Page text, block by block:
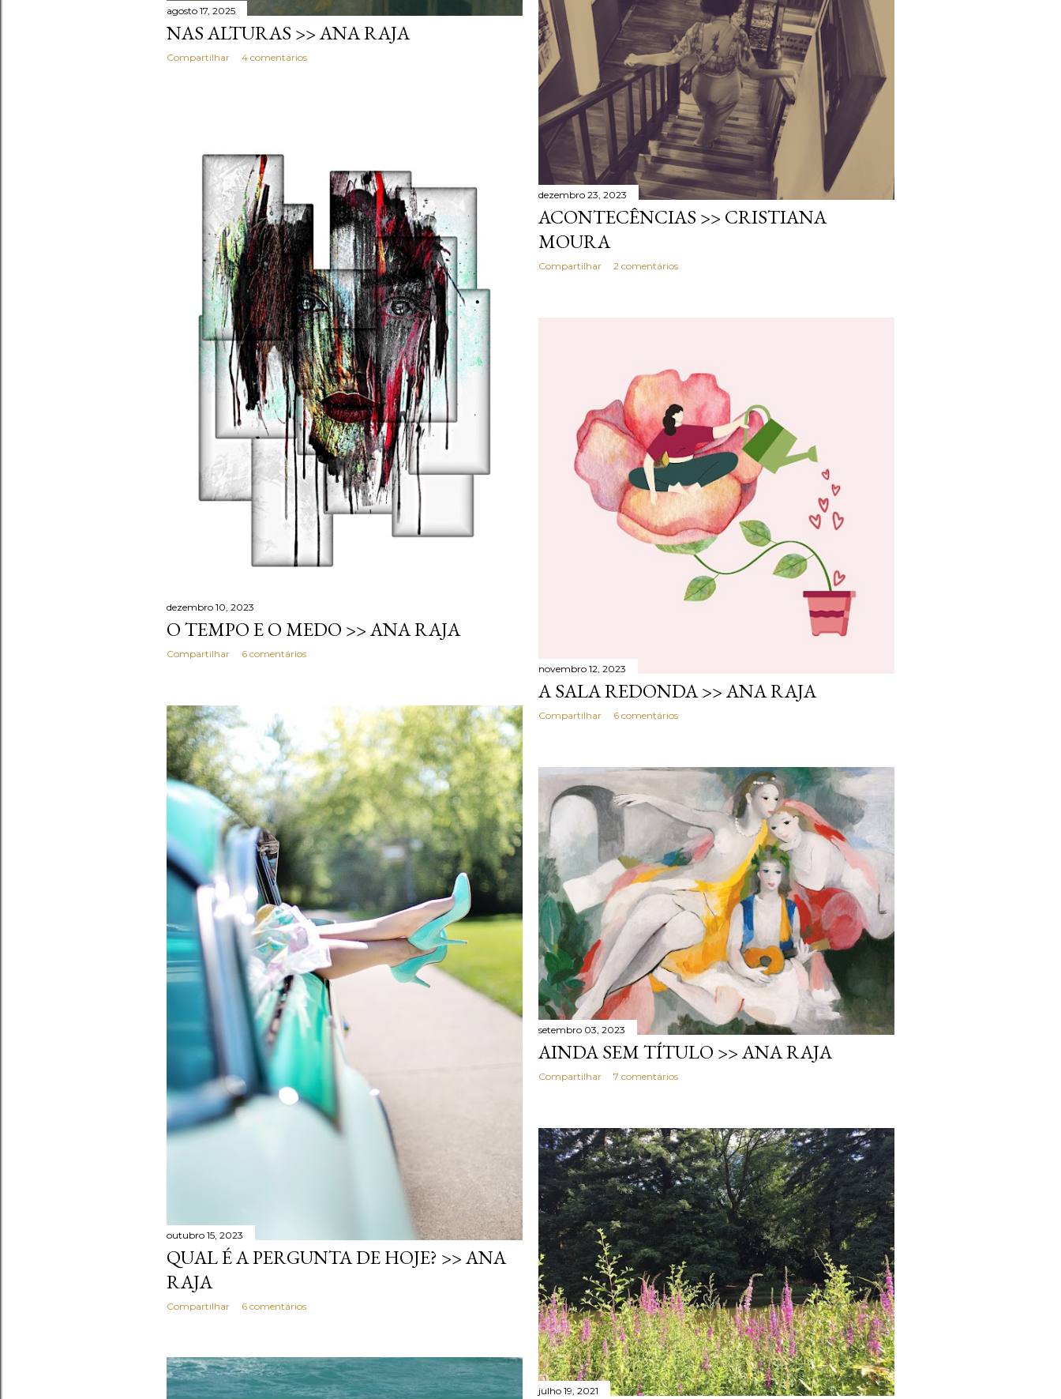
agosto 17, 2025
NAS ALTURAS >> ANA RAJA
Compartilhar 4 comentários
dezembro 23, 2023
ACONTECÊNCIAS >> CRISTIANA
MOURA
Compartilhar 2 comentários
dezembro 10, 2023
O TEMPO E O MEDO >> ANA RAJA
Compartilhar
6 comentários
novembro 12, 2023
A SALA REDONDA >> ANA RAJA
Compartilhar 6 comentários
outubro 15, 2023
QUAL É A PERGUNTA DE HOJE? >> ANA
RAJA
Compartilhar 6 comentários
setembro 03, 2023
AINDA SEM TÍTULO >> ANA RAJA
Compartilhar 7 comentários
julho 19, 2021